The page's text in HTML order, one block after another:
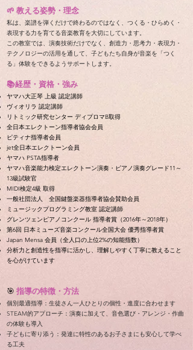
🌱 教える姿勢・理念
私は、楽譜を弾くだけで終わるのではなく、つくる・ひらめく・
表現する力を育てる音楽教育を大切にしています。
この教室では、演奏技術だけでなく、創造力・思考力・表現力・
テクノロジーの活用を通して、子どもたち自身が音楽を「つく
る」体験をできるようサポートします。
📚経歴・資格・強み
ヤマハ大正琴 上級 認定講師
ヴィオリラ 認定講師
リトミック研究センター ディプロマB取得
全日本エレクトーン指導者協会会員
ピティナ指導者会員
jet全日本エレクトーン会員
ヤマハ PSTA指導者
ヤマハ音楽能力検定エレクトーン演奏・ピアノ演奏グレード11～
13級試験官
MIDI検定4級 取得
​一般社団法人 全国鍵盤楽器指導者協会賛助会員
ミュージックプログラミング教室 認定講師
グレンツェンピアノコンクール 指導者賞（2016年～2018年）
第6回 日本ミューズ音楽コンクール全国大会 優秀指導者賞
Japan Mensa 会員（全人口の上位2%の知能指数）
分析力と創造性を指導に活かし、理解しやすく丁寧に教えること
を心がけています
🎯 指導の特徴・方法
個別最適指導：生徒さん一人ひとりの個性・進度に合わせます
STEAM的アプローチ：演奏に加えて、音色選び・アレンジ・作曲
の体験も導入
子どもに寄り添う：発達に特性のあるお子さまにも安心して学べ
る工夫